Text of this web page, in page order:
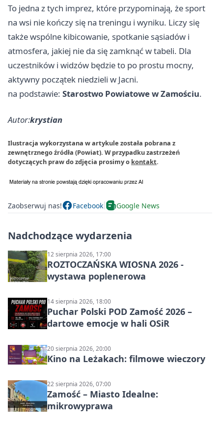
To jedna z tych imprez, które przypominają, że sport
na wsi nie kończy się na treningu i wyniku. Liczy się
także wspólne kibicowanie, spotkanie sąsiadów i
atmosfera, jakiej nie da się zamknąć w tabeli. Dla
uczestników i widzów będzie to po prostu mocny,
aktywny początek niedzieli w Jacni.
na podstawie: Starostwo Powiatowe w Zamościu.
Autor:krystian
Ilustracja wykorzystana w artykule została pobrana z
zewnętrznego źródła (Powiat). W przypadku zastrzeżeń
dotyczących praw do zdjęcia prosimy o kontakt.
Zaobserwuj nas! Facebook Google News
Nadchodzące wydarzenia
12 sierpnia 2026, 17:00
ROZTOCZAŃSKA WIOSNA 2026 -
wystawa poplenerowa
14 sierpnia 2026, 18:00
Puchar Polski POD Zamość 2026 –
dartowe emocje w hali OSiR
20 sierpnia 2026, 20:00
Kino na Leżakach: filmowe wieczory
22 sierpnia 2026, 07:00
Zamość – Miasto Idealne:
mikrowyprawa